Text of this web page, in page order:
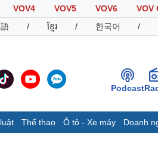
VOV4 VOV5 VOV6
VOV
/ ខ្មែរ / 한국어 /
Podcast
Thể thao Ô tô - Xe máy Doanh